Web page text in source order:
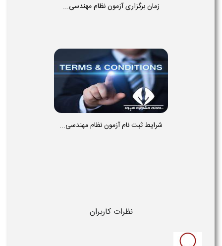
زمان برگزاری آزمون نظام مهندسی...
شرایط ثبت نام آزمون نظام مهندسی...
نظرات کاربران